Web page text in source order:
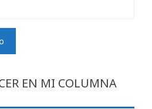
EN MI COLUMNA